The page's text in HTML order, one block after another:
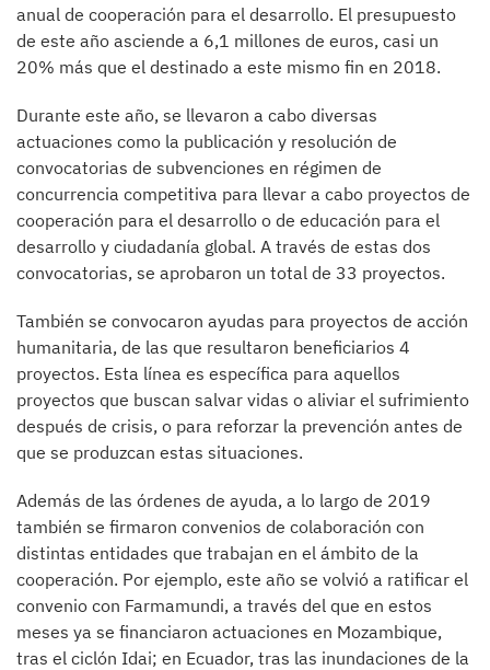
anual de cooperación para el desarrollo. El presupuesto
de este año asciende a 6,1 millones de euros, casi un
20% más que el destinado a este mismo fin en 2018.
Durante este año, se llevaron a cabo diversas
actuaciones como la publicación y resolución de
convocatorias de subvenciones en régimen de
concurrencia competitiva para llevar a cabo proyectos de
cooperación para el desarrollo o de educación para el
desarrollo y ciudadanía global. A través de estas dos
convocatorias, se aprobaron un total de 33 proyectos.
También se convocaron ayudas para proyectos de acción
humanitaria, de las que resultaron beneficiarios 4
proyectos. Esta línea es específica para aquellos
proyectos que buscan salvar vidas o aliviar el sufrimiento
después de crisis, o para reforzar la prevención antes de
que se produzcan estas situaciones.
Además de las órdenes de ayuda, a lo largo de 2019
también se firmaron convenios de colaboración con
distintas entidades que trabajan en el ámbito de la
cooperación. Por ejemplo, este año se volvió a ratificar el
convenio con Farmamundi, a través del que en estos
meses ya se financiaron actuaciones en Mozambique,
tras el ciclón Idai; en Ecuador, tras las inundaciones de la